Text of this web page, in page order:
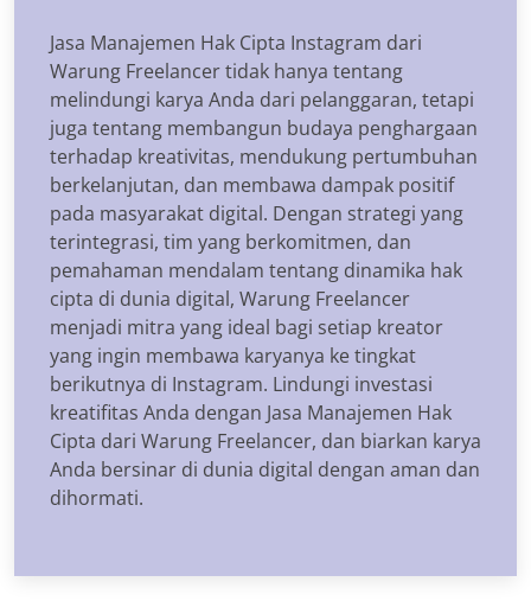
Jasa Manajemen Hak Cipta Instagram dari
Warung Freelancer tidak hanya tentang
melindungi karya Anda dari pelanggaran, tetapi
juga tentang membangun budaya penghargaan
terhadap kreativitas, mendukung pertumbuhan
berkelanjutan, dan membawa dampak positif
pada masyarakat digital. Dengan strategi yang
terintegrasi, tim yang berkomitmen, dan
pemahaman mendalam tentang dinamika hak
cipta di dunia digital, Warung Freelancer
menjadi mitra yang ideal bagi setiap kreator
yang ingin membawa karyanya ke tingkat
berikutnya di Instagram. Lindungi investasi
kreatifitas Anda dengan Jasa Manajemen Hak
Cipta dari Warung Freelancer, dan biarkan karya
Anda bersinar di dunia digital dengan aman dan
dihormati.